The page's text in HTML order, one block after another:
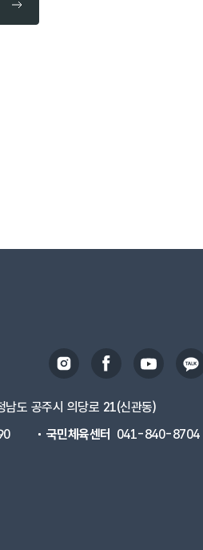
남도 공주시 의당로 21(신관동)
국민체육센터
041-840-8704